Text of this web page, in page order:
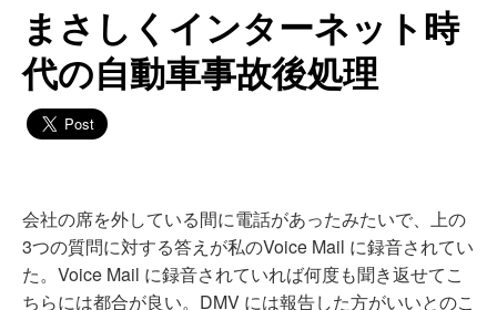
まさしくインターネット時
代の自動車事故後処理
会社の席を外している間に電話があったみたいで、上の
3つの質問に対する答えが私のVoice Mail に録音されてい
た。Voice Mail に録音されていれば何度も聞き返せてこ
ちらには都合が良い。DMV には報告した方がいいとのこ